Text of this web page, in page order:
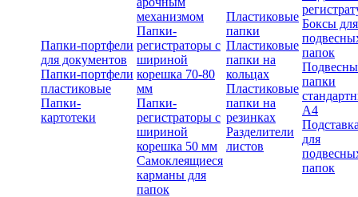
Папки-портфели
для документов
Папки-портфели
пластиковые
Папки-
картотеки
механизмом
Папки-
регистраторы с
шириной
корешка 70-80
мм
Папки-
регистраторы с
шириной
корешка 50 мм
Самоклеящиеся
карманы для
папок
Пластиковые
папки
Пластиковые
папки на
кольцах
Пластиковые
папки на
резинках
Разделители
листов
Боксы для
папок
папки
А4
для
папок